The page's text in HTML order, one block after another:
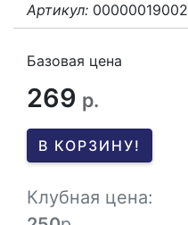
Артикул: 00000019002
Базовая цена
269 р.
В КОРЗИНУ!
Клубная цена: